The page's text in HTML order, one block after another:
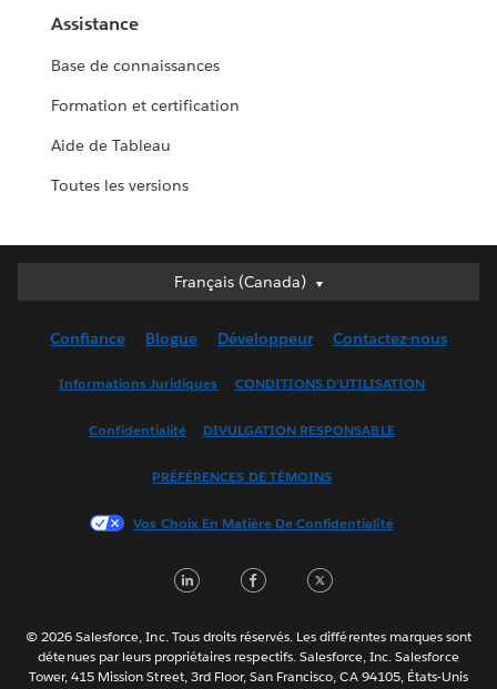
Assistance
Base de connaissances
Formation et certification
Aide de Tableau
Toutes les versions
Français (Canada)
Français (Canada)
English (UK)
Français (France)
한국어
Português
ไทย
简体中文
Confiance Blogue Développeur Contactez-nous
Informations Juridiques CONDITIONS D’UTILISATION
Confidentialité DIVULGATION RESPONSABLE
PRÉFÉRENCES DE TÉMOINS
Vos Choix En Matière De Confidentialité
n
k
c
e
i
t
© 2026 Salesforce, Inc. Tous droits réservés. Les différentes marques sont
détenues par leurs propriétaires respectifs. Salesforce, Inc. Salesforce
Tower, 415 Mission Street, 3rd Floor, San Francisco, CA 94105, États-Unis